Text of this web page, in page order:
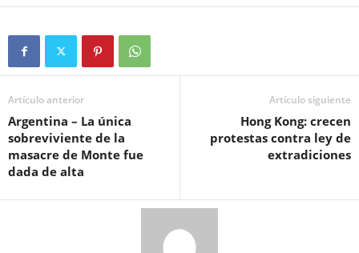
Artículo anterior
Argentina – La única
sobreviviente de la
masacre de Monte fue
dada de alta
Artículo siguiente
Hong Kong: crecen
protestas contra ley de
extradiciones